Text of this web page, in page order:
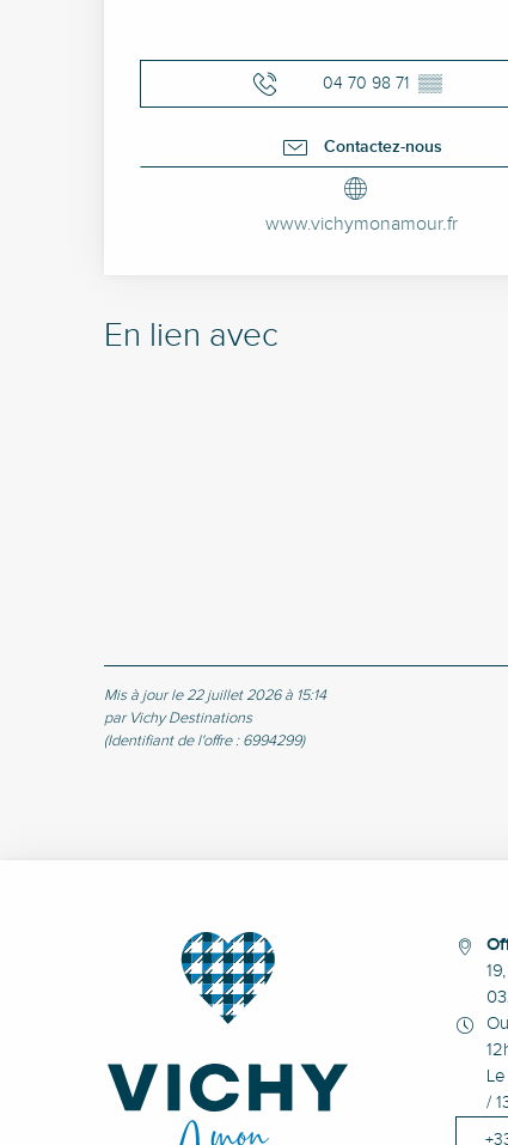
04 70 98 71 ▒▒
Contactez-nous
www.vichymonamour.fr
En lien avec
Mis à jour le 22 juillet 2026 à 15:14
par Vichy Destinations
(Identifiant de l'offre : 6994299)
/